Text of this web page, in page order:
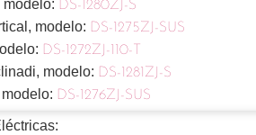
DS-1280ZJ-S
modelo: DS-1275ZJ-SUS
DS-1272ZJ-110-T
modelo: DS-1281ZJ-S
DS-1276ZJ-SUS